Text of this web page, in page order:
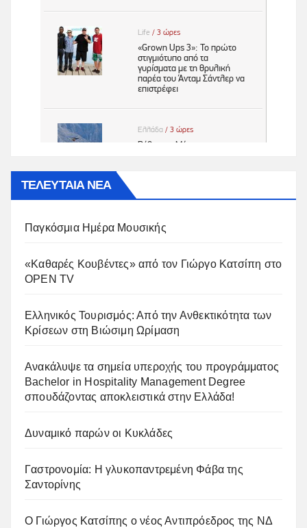
ΤΕΛΕΥΤΑΙΑ ΝΕΑ
Παγκόσμια Ημέρα Μουσικής
«Καθαρές Κουβέντες» από τον Γιώργο Κατσίπη στο
OPEN TV
Ελληνικός Τουρισμός: Από την Ανθεκτικότητα των
Κρίσεων στη Βιώσιμη Ωρίμαση
Ανακάλυψε τα σημεία υπεροχής του προγράμματος
Bachelor in Hospitality Management Degree
σπουδάζοντας αποκλειστικά στην Ελλάδα!
Δυναμικό παρών οι Κυκλάδες
Γαστρονομία: Η γλυκοπαντρεμένη Φάβα της
Σαντορίνης
Ο Γιώργος Κατσίπης ο νέος Αντιπρόεδρος της ΝΔ